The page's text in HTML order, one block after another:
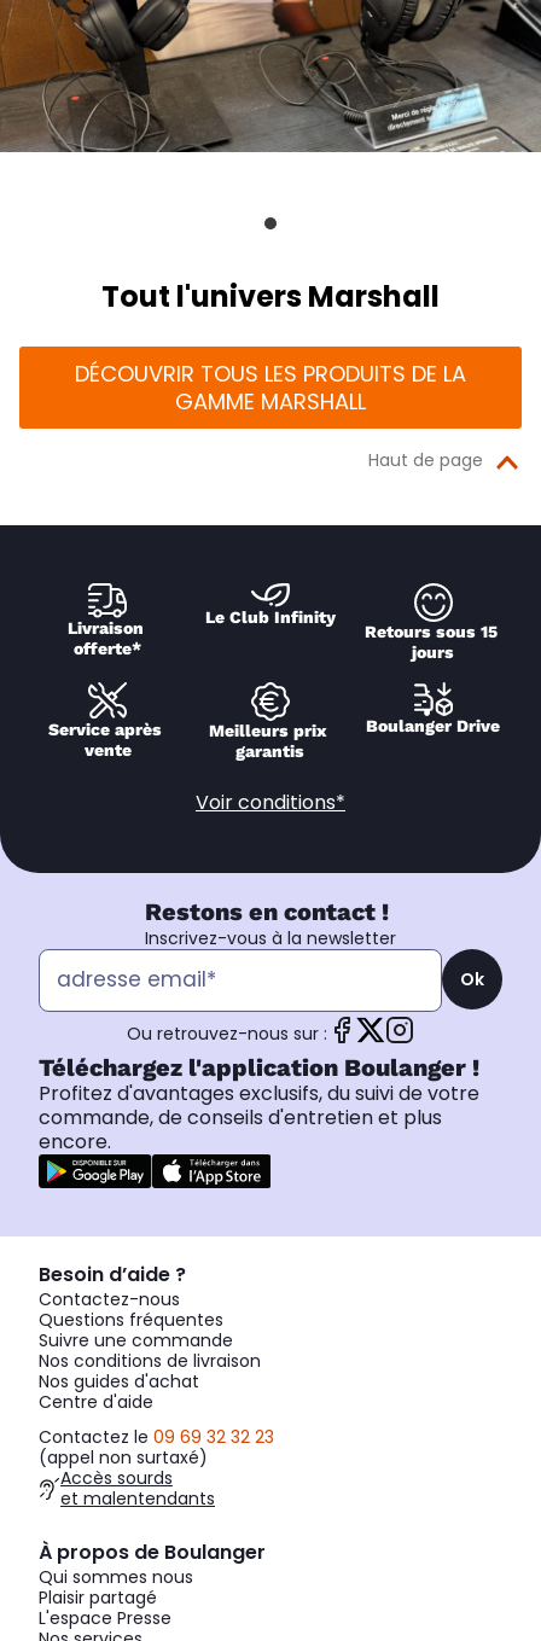
Tout l'univers Marshall
DÉCOUVRIR TOUS LES PRODUITS DE LA
GAMME MARSHALL
Haut de page
Livraison
offerte*
Le Club Infinity
Retours sous 15
jours
Service après
vente
Meilleurs prix
garantis
Boulanger Drive
Voir conditions*
Restons en contact !
Inscrivez-vous à la newsletter
Ok
Ou retrouvez-nous sur :
Téléchargez l'application Boulanger !
Profitez d'avantages exclusifs, du suivi de votre
commande, de conseils d'entretien et plus
encore.
Besoin d’aide ?
Contactez-nous
Questions fréquentes
Suivre une commande
Nos conditions de livraison
Nos guides d'achat
Centre d'aide
Contactez le 09 69 32 32 23
(appel non surtaxé)
Accès sourds
et malentendants
À propos de Boulanger
Qui sommes nous
Plaisir partagé
L'espace Presse